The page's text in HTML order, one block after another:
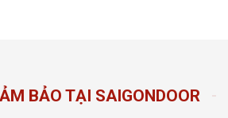
BẢO TẠI SAIGONDOOR